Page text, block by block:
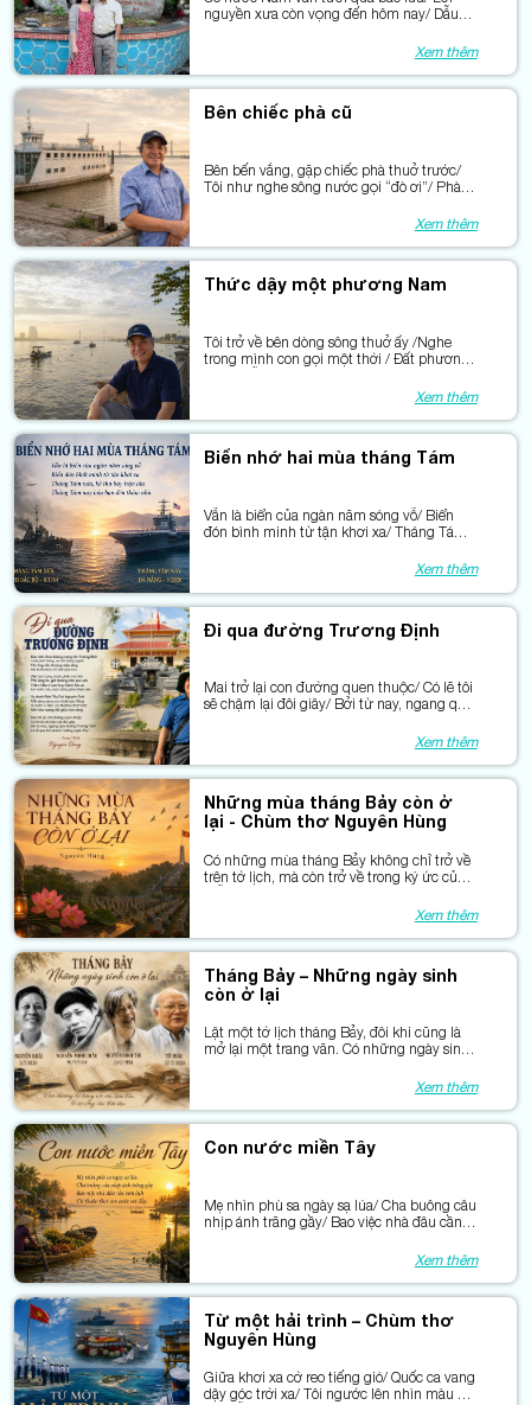
nguyền xưa còn vọng đến hôm nay/ Dẫu
Xem thêm
Bên chiếc phà cũ
Bên bến vắng, gặp chiếc phà thuở trước/
Tôi như nghe sông nước gọi “đò ơi”/ Phà
Xem thêm
Thức dậy một phương Nam
Tôi trở về bên dòng sông thuở ấy /Nghe
trong mình con gọi một thời / Đất phương
Xem thêm
Biển nhớ hai mùa tháng Tám
Vẫn là biển của ngàn năm sóng vỗ/ Biển
đón bình minh từ tận khơi xa/ Tháng Tám
Xem thêm
Đi qua đường Trương Định
Mai trở lại con đường quen thuộc/ Có lẽ tôi
sẽ chậm lại đôi giây/ Bởi từ nay, ngang qua
Xem thêm
Những mùa tháng Bảy còn ở
lại - Chùm thơ Nguyên Hùng
Có những mùa tháng Bảy không chỉ trở về
trên tờ lịch, mà còn trở về trong ký ức của
Xem thêm
Tháng Bảy – Những ngày sinh
còn ở lại
Lật một tờ lịch tháng Bảy, đôi khi cũng là
mở lại một trang văn. Có những ngày sinh
họ vẫn ở lại trong ký ức nhiều thế hệ bạn
Xem thêm
Con nước miền Tây
Mẹ nhìn phù sa ngày sạ lúa/ Cha buông câu
nhịp ánh trăng gầy/ Bao việc nhà đâu cần
Xem thêm
Từ một hải trình – Chùm thơ
Nguyên Hùng
Giữa khơi xa cờ reo tiếng gió/ Quốc ca vang
dậy góc trời xa/ Tôi ngước lên nhìn màu cờ